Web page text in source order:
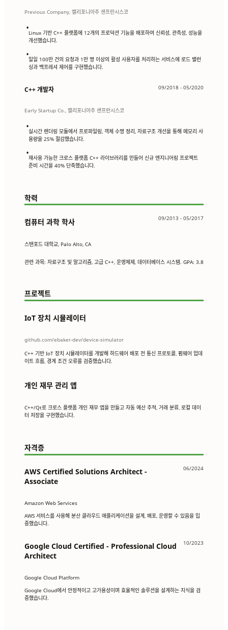
Previous Company, 캘리포니아주 샌프란시스코
•
Linux 기반 C++ 플랫폼에 12개의 프로덕션 기능을 배포하여 신뢰성, 관측성, 성능을
개선했습니다.
•
일일 100만 건의 요청과 1만 명 이상의 활성 사용자를 처리하는 서비스에 로드 밸런
싱과 백프레셔 제어를 구현했습니다.
C++ 개발자 09/2018 - 05/2020
Early Startup Co., 캘리포니아주 샌프란시스코
•
실시간 렌더링 모듈에서 프로파일링, 객체 수명 정리, 자료구조 개선을 통해 메모리 사
용량을 25% 절감했습니다.
•
재사용 가능한 크로스 플랫폼 C++ 라이브러리를 만들어 신규 엔지니어링 프로젝트
준비 시간을 40% 단축했습니다.
학력
컴퓨터 과학 학사 09/2013 - 05/2017
스탠포드 대학교, Palo Alto, CA
관련 과목: 자료구조 및 알고리즘, 고급 C++, 운영체제, 데이터베이스 시스템. GPA: 3.8
프로젝트
IoT 장치 시뮬레이터
github.com/ebaker-dev/device-simulator
C++ 기반 IoT 장치 시뮬레이터를 개발해 하드웨어 배포 전 통신 프로토콜, 펌웨어 업데
이트 흐름, 경계 조건 오류를 검증했습니다.
개인 재무 관리 앱
C++/Qt로 크로스 플랫폼 개인 재무 앱을 만들고 자동 예산 추적, 거래 분류, 로컬 데이
터 저장을 구현했습니다.
자격증
AWS Certified Solutions Architect -
Associate
06/2024
Amazon Web Services
AWS 서비스를 사용해 분산 클라우드 애플리케이션을 설계, 배포, 운영할 수 있음을 입
증했습니다.
Google Cloud Certified - Professional Cloud
Architect
10/2023
Google Cloud Platform
Google Cloud에서 안정적이고 고가용성이며 효율적인 솔루션을 설계하는 지식을 검
증했습니다.